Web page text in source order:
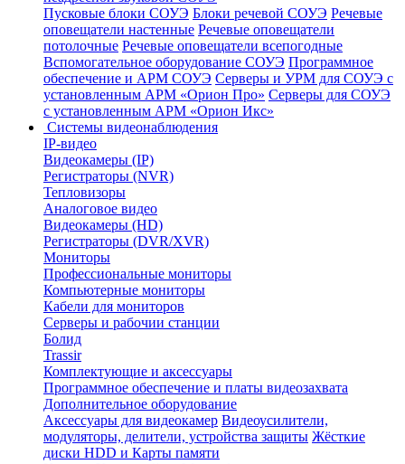
Пусковые блоки СОУЭ Блоки речевой СОУЭ Речевые
оповещатели настенные Речевые оповещатели
потолочные Речевые оповещатели всепогодные
Вспомогательное оборудование СОУЭ Программное
обеспечение и АРМ СОУЭ Серверы и УРМ для СОУЭ с
установленным АРМ «Орион Про» Серверы для СОУЭ
с установленным АРМ «Орион Икс»
Системы видеонаблюдения
IP-видео
Видеокамеры (IP)
Регистраторы (NVR)
Тепловизоры
Аналоговое видео
Видеокамеры (HD)
Регистраторы (DVR/XVR)
Мониторы
Профессиональные мониторы
Компьютерные мониторы
Кабели для мониторов
Серверы и рабочии станции
Болид
Trassir
Комплектующие и аксессуары
Программное обеспечение и платы видеозахвата
Дополнительное оборудование
Аксессуары для видеокамер Видеоусилители,
модуляторы, делители, устройства защиты Жёсткие
диски HDD и Карты памяти